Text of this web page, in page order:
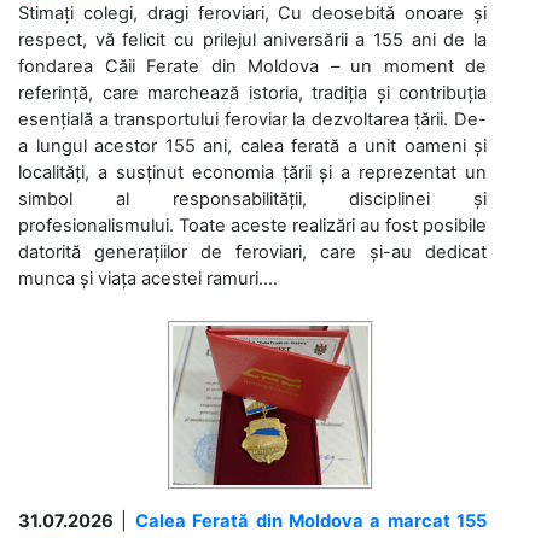
Stimați colegi, dragi feroviari, Cu deosebită onoare și
respect, vă felicit cu prilejul aniversării a 155 ani de la
fondarea Căii Ferate din Moldova – un moment de
referință, care marchează istoria, tradiția și contribuția
esențială a transportului feroviar la dezvoltarea țării. De-
a lungul acestor 155 ani, calea ferată a unit oameni și
localități, a susținut economia țării și a reprezentat un
simbol al responsabilității, disciplinei și
profesionalismului. Toate aceste realizări au fost posibile
datorită generațiilor de feroviari, care și-au dedicat
munca și viața acestei ramuri....
31.07.2026
Calea Ferată din Moldova a marcat 155